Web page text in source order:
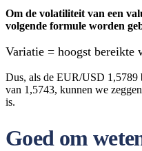
Om de volatiliteit van een
volgende formule worden
Variatie = hoogst bereikte
Dus, als de EUR/USD 1,5789
van 1,5743, kunnen we
is.
Goed om